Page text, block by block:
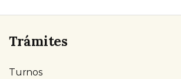
Trámites
Turnos